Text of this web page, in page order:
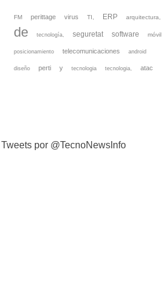
FM perittage virus TI, ERP arquitectura,
de tecnología, seguretat software móvil
posicionamiento telecomunicaciones android
diseño perti y tecnologia tecnologia, atac
Tweets por @TecnoNewsInfo